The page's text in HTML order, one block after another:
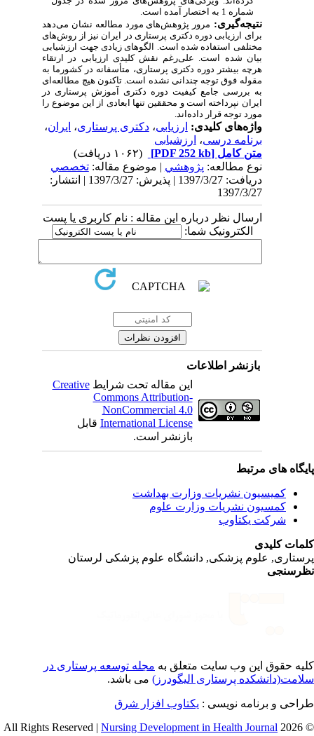
شماره 1 به اختصار آمده است.
نتیجه‌گیری: مرور پژوهش‌های مورد مطالعه نشان می‌دهد
برای ارزیابی دوره دکتری پرستاری در ایران نیز از روش‌های
مختلفی استفاده شده است. الگوهای زیادی جهت ارزشیابی
بیان شده است. علی‌رغم نقش کلیدی ارزیابی در ارتقاء
هرچه بیشتر دوره دکتری پرستاری، متأسفانه در کشورما به
مقوله فوق توجه چندانی نشده است. تاکنون هیچ مطالعه‌ای
به بررسی جامع کیفیت دوره دکتری آموزش پرستاری در
ایران نپرداخته است و محققین تنها ابعادی از این موضوع را
مورد توجه قرار داده‌اند.
واژه‌های کلیدی:ارزیابی،دکتری پرستاری،ایران ،
برنامه درسی،ارزشیابی
متن کامل[PDF 252 kb]
نوع مطالعه:پژوهشي| موضوع مقاله:تخصصي
دریافت: 1397/3/27 | پذیرش: 1397/3/27 | انتشار:
1397/3/27
ارسال نظر درباره این مقاله : نام کاربری یا پست
الکترونیک شما:
بازنشر اطلاعات
این مقاله تحت شرایطCreative
Commons Attribution-
NonCommercial 4.0
International Licenseقابل
بازنشر است.
های مرتبط
کمیسیون نشریات وزارت بهداشت
کمسیون نشریات وزارت علوم
شرکت یکتاوب
کلیدی
علوم پزشکی, دانشگاه علوم پزشکی لرستان
حقوق این وب سایت متعلق بهمجله توسعه پرستاری در
پرستاری الیگودرز) می باشد.
و برنامه نویسی : یکتاوب افزار شرق
©
Nursing Development in Health Journal